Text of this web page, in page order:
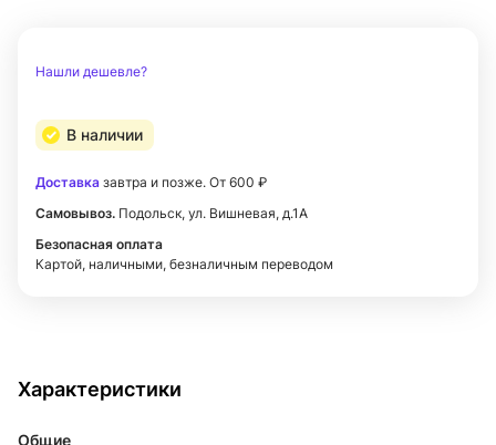
Нашли дешевле?
В наличии
Доставка завтра и позже. От 600 ₽
Самовывоз. Подольск, ул. Вишневая, д.1А
Безопасная оплата
Картой, наличными, безналичным переводом
Характеристики
Общие